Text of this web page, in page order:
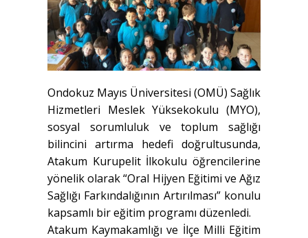
Ondokuz Mayıs Üniversitesi (OMÜ) Sağlık
Hizmetleri Meslek Yüksekokulu (MYO),
sosyal sorumluluk ve toplum sağlığı
bilincini artırma hedefi doğrultusunda,
Atakum Kurupelit İlkokulu öğrencilerine
yönelik olarak “Oral Hijyen Eğitimi ve Ağız
Sağlığı Farkındalığının Artırılması” konulu
kapsamlı bir eğitim programı düzenledi.
Atakum Kaymakamlığı ve İlçe Milli Eğitim